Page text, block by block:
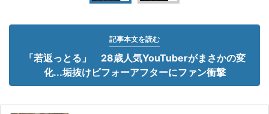
記事本文を読む
「若返っとる」 28歳人気YouTuberがまさかの変
化...垢抜けビフォーアフターにファン衝撃